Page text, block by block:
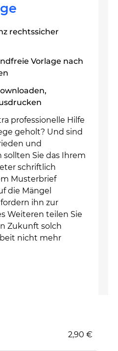
rechtssicher
Vorlage nach
professionelle Hilfe
geholt? Und sind
und
Sie das Ihrem
schriftlich
Musterbrief
die Mängel
ihn zur
Weiteren teilen Sie
Zukunft solch
nicht mehr
2,90 €